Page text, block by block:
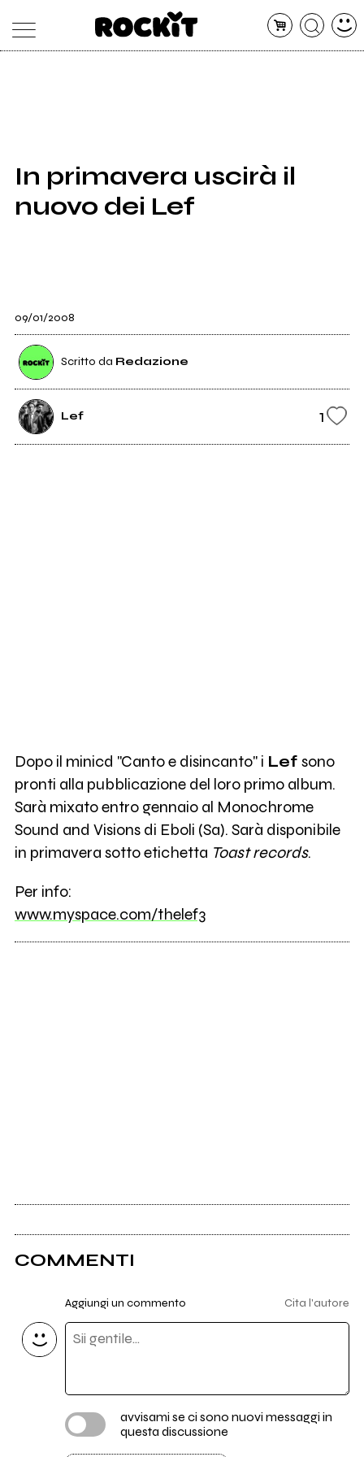
SHOP
RADIO
In primavera uscirà il
nuovo dei Lef
09/01/2008
Scritto da Redazione
Lef 1
Dopo il minicd "Canto e disincanto" i Lef sono
pronti alla pubblicazione del loro primo album.
Sarà mixato entro gennaio al Monochrome
Sound and Visions di Eboli (Sa). Sarà disponibile
in primavera sotto etichetta Toast records.
Per info:
www.myspace.com/thelef3
COMMENTI
Aggiungi un commento Cita l'autore
avvisami se ci sono nuovi messaggi in
questa discussione